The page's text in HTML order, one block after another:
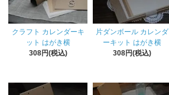
クラフト カレンダーキ
ット はがき横
308円(税込)
片ダンボール カレンダ
ーキット はがき横
308円(税込)